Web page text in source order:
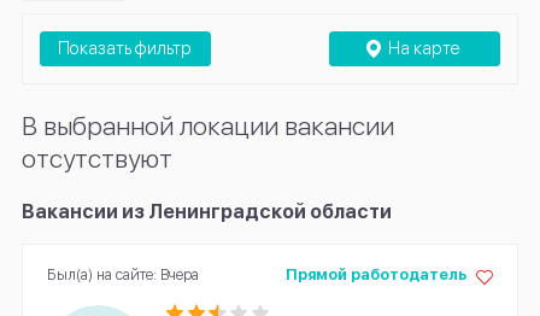
На карте
Показать фильтр
В выбранной локации вакансии
отсутствуют
Вакансии из Ленинградской области
Прямой работодатель
Был(а) на сайте: Вчера